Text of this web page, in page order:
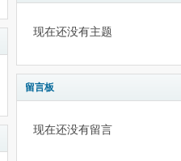
现在还没有主题
留言板
现在还没有留言